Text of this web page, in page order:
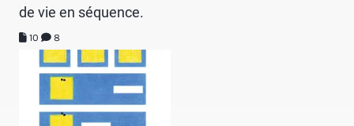
de vie en séquence.
10 8